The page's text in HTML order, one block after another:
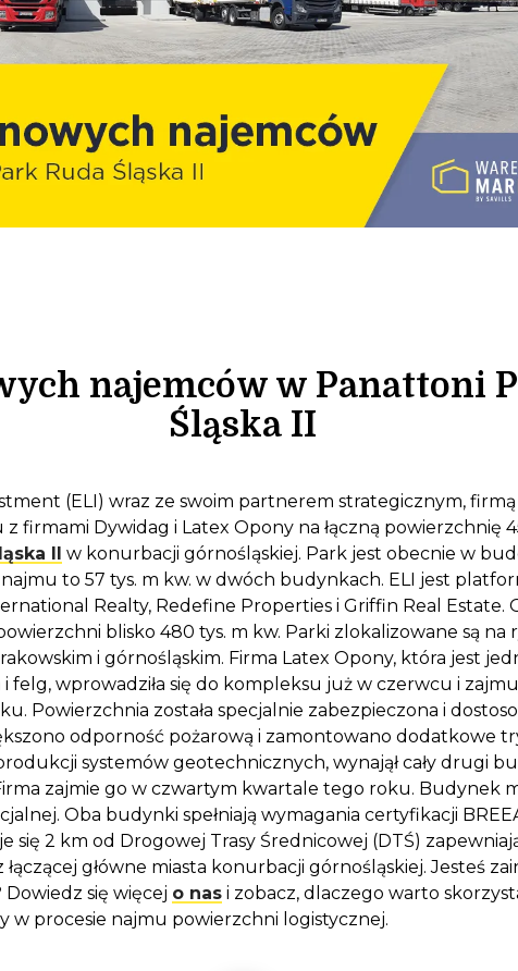
najemców w Panattoni
Śląska II
(ELI) wraz ze swoim partnerem strategicznym,
firmami Dywidag i Latex Opony na łączną powierzchnię
II w konurbacji górnośląskiej. Park jest obecnie w
to 57 tys. m kw. w dwóch budynkach. ELI jest
Realty, Redefine Properties i Griffin Real Estate.
blisko 480 tys. m kw. Parki zlokalizowane są na
i górnośląskim. Firma Latex Opony, która jest
wprowadziła się do kompleksu już w czerwcu i
Powierzchnia została specjalnie zabezpieczona i
odporność pożarową i zamontowano dodatkowe
systemów geotechnicznych, wynajął cały drugi
zajmie go w czwartym kwartale tego roku. Budynek
Oba budynki spełniają wymagania certyfikacji
się 2 km od Drogowej Trasy Średnicowej (DTŚ)
łączącej główne miasta konurbacji górnośląskiej. Jesteś
się więcej o nas i zobacz, dlaczego warto
w procesie najmu powierzchni logistycznej.